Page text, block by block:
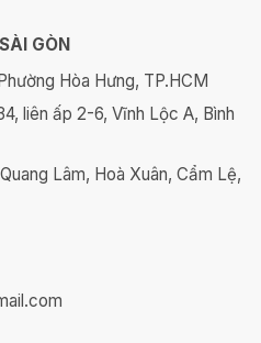
GÒN
Hòa Hưng, TP.HCM
liên ấp 2-6, Vĩnh Lộc A, Bình
Lâm, Hoà Xuân, Cẩm Lệ,